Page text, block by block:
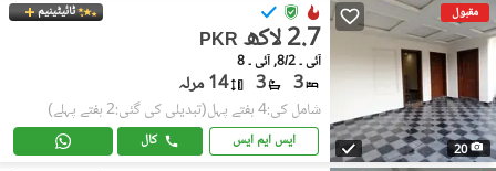
مقبول
20
ٹائیٹینیم
PKR 2.7 لاکھ
آئی ۔ 8/2, آئی ۔ 8
3
3 14 مرلہ
شامل کی:4 ہفتے پہل (تبدیلی کی گئی:2 ہفتے پہلے)
ایس ایم ایس کال